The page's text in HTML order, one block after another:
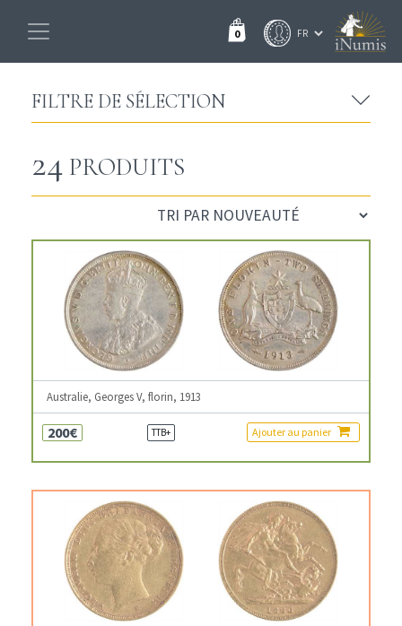
0
FILTRE DE SÉLECTION
24 PRODUITS
Australie, Georges V, florin, 1913
200€ TTB+ Ajouter au panier